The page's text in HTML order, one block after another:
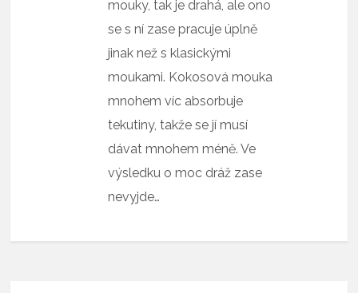
mouky, tak je drahá, ale ono
se s ní zase pracuje úplně
jinak než s klasickými
moukami. Kokosová mouka
mnohem víc absorbuje
tekutiny, takže se jí musí
dávat mnohem méně. Ve
výsledku o moc dráž zase
nevyjde…